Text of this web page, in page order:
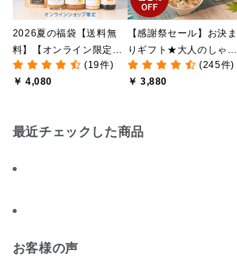
2026夏の福袋【送料無
料】【オンライン限定】
【ポイントキャンペーン
実施中】【のし・ラッピ
(19件)
￥ 4,080
【感謝祭セール】お決ま
りギフト★大人のしゃけ
しゃけめんたい入り【送
料込/沖縄県送料別途】
(245件)
￥ 3,880
最近チェックした商品
お客様の声